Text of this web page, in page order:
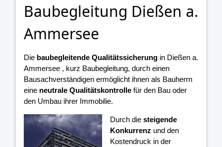
Baubegleitung Dießen a.
Ammersee
Die baubegleitende Qualitätssicherung in Dießen a.
Ammersee , kurz Baubegleitung, durch einen
Bausachverständigen ermöglicht ihnen als Bauherrn
eine neutrale Qualitätskontrolle für den Bau oder
den Umbau ihrer Immobilie.
Durch diesteigende
Konkurrenz und den
Kostendruck in der